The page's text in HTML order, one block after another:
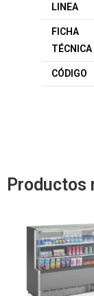
LINEA
FICHA
TÉCNICA
CÓDIGO
Productos